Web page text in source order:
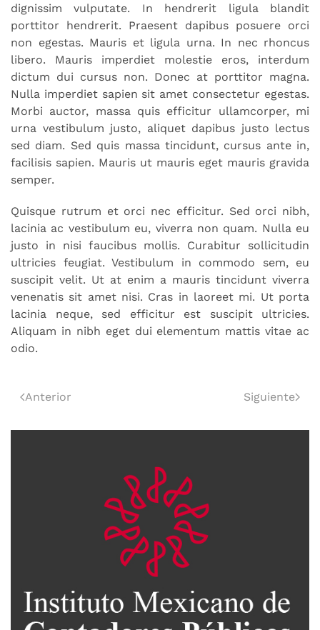
dignissim vulputate. In hendrerit ligula blandit
porttitor hendrerit. Praesent dapibus posuere orci
non egestas. Mauris et ligula urna. In nec rhoncus
libero. Mauris imperdiet molestie eros, interdum
dictum dui cursus non. Donec at porttitor magna.
Nulla imperdiet sapien sit amet consectetur egestas.
Morbi auctor, massa quis efficitur ullamcorper, mi
urna vestibulum justo, aliquet dapibus justo lectus
sed diam. Sed quis massa tincidunt, cursus ante in,
facilisis sapien. Mauris ut mauris eget mauris gravida
semper.
Quisque rutrum et orci nec efficitur. Sed orci nibh,
lacinia ac vestibulum eu, viverra non quam. Nulla eu
justo in nisi faucibus mollis. Curabitur sollicitudin
ultricies feugiat. Vestibulum in commodo sem, eu
suscipit velit. Ut at enim a mauris tincidunt viverra
venenatis sit amet nisi. Cras in laoreet mi. Ut porta
lacinia neque, sed efficitur est suscipit ultricies.
Aliquam in nibh eget dui elementum mattis vitae ac
odio.
Anterior Siguiente